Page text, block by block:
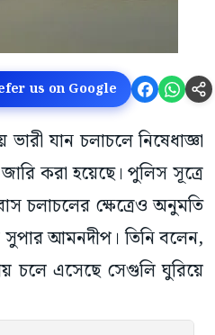
us on Google
যান চলাচলে নিষেধাজ্ঞা
করা হয়েছে। পুলিস সূত্রে
চলাচলের ক্ষেত্রেও অনুমতি
সুপার আমনদীপ। তিনি বলেন,
চলে এসেছে সেগুলি ঘুরিয়ে